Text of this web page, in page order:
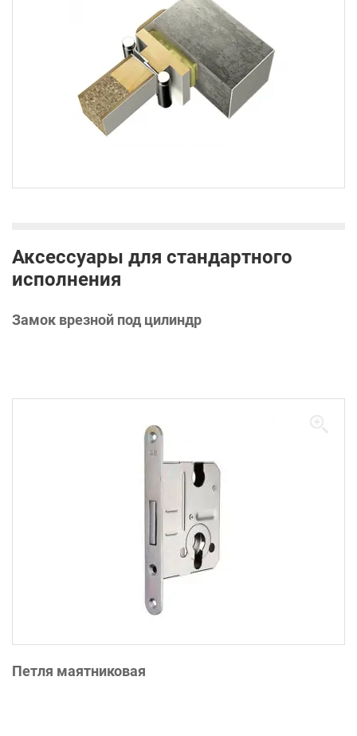
Аксессуары для стандартного
исполнения
Замок врезной под цилиндр
Петля маятниковая